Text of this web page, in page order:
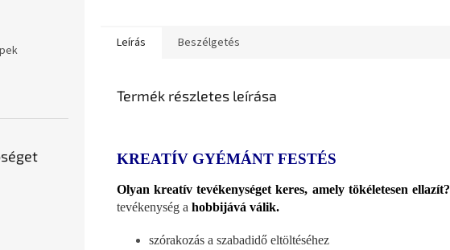
Leírás Beszélgetés
Termék részletes leírása
KREATÍV GYÉMÁNT FESTÉS
Olyan kreatív tevékenységet keres, amely tökéletesen ellazít?
tevékenység a hobbijává válik.
szórakozás a szabadidő eltöltéséhez